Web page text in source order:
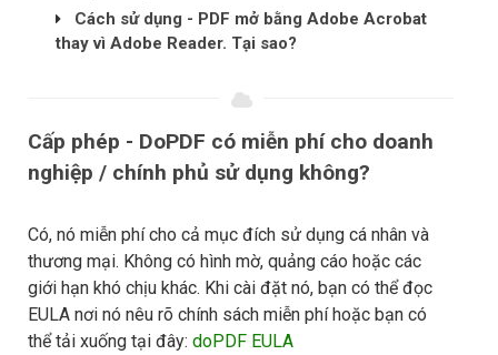
Cách sử dụng - PDF mở bằng Adobe Acrobat
thay vì Adobe Reader. Tại sao?
Cấp phép - DoPDF có miễn phí cho doanh
nghiệp / chính phủ sử dụng không?
Có, nó miễn phí cho cả mục đích sử dụng cá nhân và
thương mại. Không có hình mờ, quảng cáo hoặc các
giới hạn khó chịu khác. Khi cài đặt nó, bạn có thể đọc
EULA nơi nó nêu rõ chính sách miễn phí hoặc bạn có
thể tải xuống tại đây: doPDF EULA